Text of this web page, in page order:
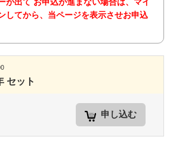
してから、当ページを表示させお申込
セット
申し込む